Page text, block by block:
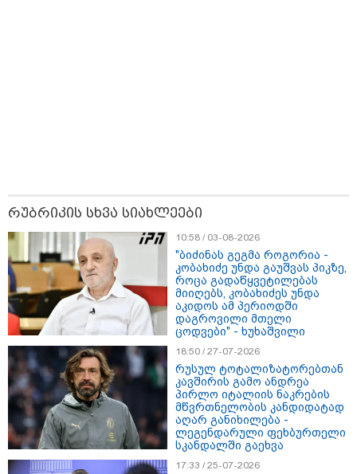
შეიძინე ალდაგის სამოგზაურო დაზღვევა და მიიღე
11:08 / 06-08-2026
რუბრიკის სხვა სიახლეები
10:58 / 03-08-2026
"ბიძინას გეგმა როგორია -
კობახიძე უნდა გაუშვას პიკზე,
როცა გადაწყვეტილებას
მიიღებს, კობახიძეს უნდა
აკიდოს ამ პერიოდში
დაგროვილი მთელი
ცოდვები" - ხუხაშვილი
18:50 / 27-07-2026
რუსულ ტოტალიზატორებთან
კავშირის გამო ანდრეა
პირლო იტალიის ნაკრების
მწვრთნელობის კანდიდატად
აღარ განიხილება -
ლეგენდარული ფეხბურთელი
სკანდალში გაეხვა
17:33 / 25-07-2026